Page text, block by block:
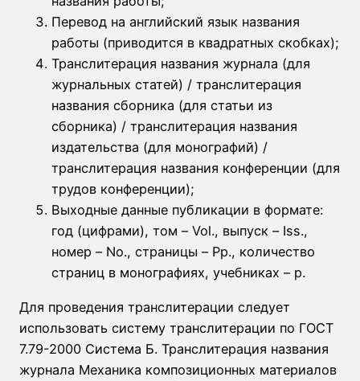
Перевод на английский язык названия
работы (приводится в квадратных скобках);
Транслитерация названия журнала (для
журнальных статей) / транслитерация
названия сборника (для статьи из
сборника) / транслитерация названия
издательства (для монографий) /
транслитерация названия конференции (для
трудов конференции);
Выходные данные публикации в формате:
год (цифрами), том – Vol., выпуск – Iss.,
номер – No., страницы – Pp., количество
страниц в монографиях, учебниках – p.
Для проведения транслитерации следует
использовать систему транслитерации по ГОСТ
7.79-2000 Система Б. Транслитерация названия
журнала Механика композиционных материалов